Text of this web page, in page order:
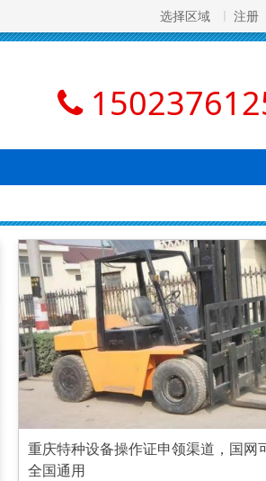
选择区域 注册
重庆特种设备操作证申领渠道，国网
全国通用